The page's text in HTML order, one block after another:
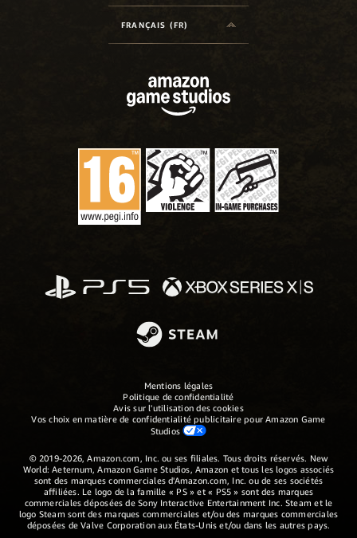
FRANÇAIS (FR)
Mentions légales
Politique de confidentialité
Avis sur l'utilisation des cookies
Vos choix en matière de confidentialité publicitaire pour Amazon Game
Studios
© 2019-2026, Amazon.com, Inc. ou ses filiales. Tous droits réservés. New
World: Aeternum, Amazon Game Studios, Amazon et tous les logos associés
sont des marques commerciales d'Amazon.com, Inc. ou de ses sociétés
affiliées. Le logo de la famille « PS » et « PS5 » sont des marques
commerciales déposées de Sony Interactive Entertainment Inc. Steam et le
logo Steam sont des marques commerciales et/ou des marques commerciales
déposées de Valve Corporation aux États-Unis et/ou dans les autres pays.